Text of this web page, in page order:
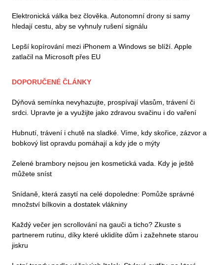
Elektronická válka bez člověka. Autonomní drony si samy
hledají cestu, aby se vyhnuly rušení signálu
Lepší kopírování mezi iPhonem a Windows se blíží. Apple
zatlačil na Microsoft přes EU
DOPORUČENÉ ČLÁNKY
Dýňová semínka nevyhazujte, prospívají vlasům, trávení či
srdci. Upravte je a využijte jako zdravou svačinu i do vaření
Hubnutí, trávení i chutě na sladké. Víme, kdy skořice, zázvor a
bobkový list opravdu pomáhají a kdy jde o mýty
Zelené brambory nejsou jen kosmetická vada. Kdy je ještě
můžete sníst
Snídaně, která zasytí na celé dopoledne: Pomůže správné
množství bílkovin a dostatek vlákniny
Každý večer jen scrollování na gauči a ticho? Zkuste s
partnerem rutinu, díky které uklidíte dům i zažehnete starou
jiskru